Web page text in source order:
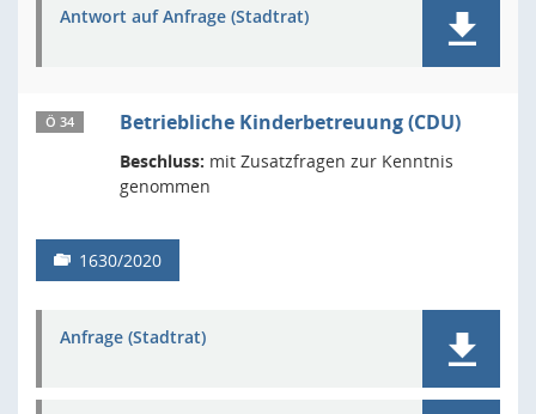
Antwort auf Anfrage (Stadtrat)
Ö 34 Betriebliche Kinderbetreuung (CDU)
Beschluss: mit Zusatzfragen zur Kenntnis
genommen
1630/2020
Anfrage (Stadtrat)